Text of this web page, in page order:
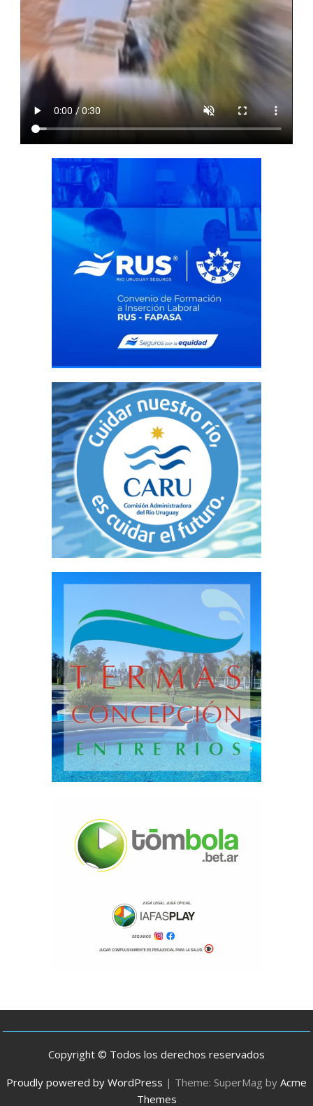
Copyright © Todos los derechos reservados
Proudly powered by WordPress | Theme: SuperMag by Acme
Themes